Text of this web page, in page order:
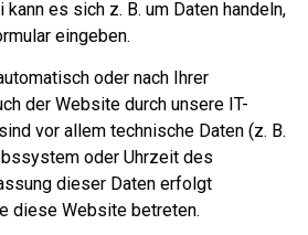
es sich z. B. um Daten handeln,
eingeben.
oder nach Ihrer
der Website durch unsere IT-
vor allem technische Daten (z. B.
oder Uhrzeit des
dieser Daten erfolgt
diese Website betreten.